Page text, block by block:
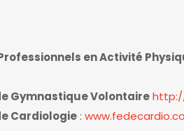
en Activité
Gymnastique Volontaire
Cardiologie :